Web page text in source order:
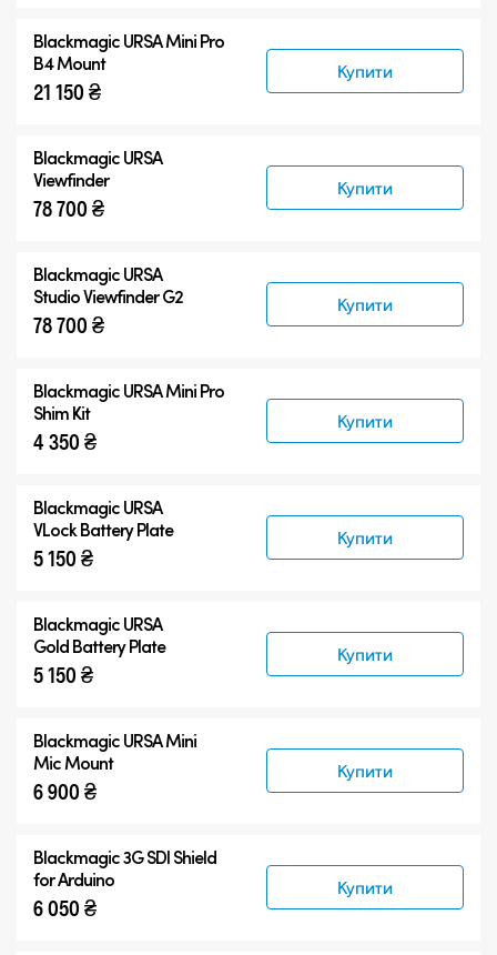
Blackmagic URSA Mini Pro
B4 Mount
21 150 ₴
Купити
Blackmagic URSA
Viewfinder
78 700 ₴
Купити
Blackmagic URSA
Studio Viewfinder G2
78 700 ₴
Купити
Blackmagic URSA Mini Pro
Shim Kit
4 350 ₴
Купити
Blackmagic URSA
VLock Battery Plate
5 150 ₴
Купити
Blackmagic URSA
Gold Battery Plate
5 150 ₴
Купити
Blackmagic URSA Mini
Mic Mount
6 900 ₴
Купити
Blackmagic 3G SDI Shield
for Arduino
6 050 ₴
Купити